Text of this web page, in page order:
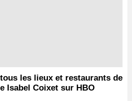
les lieux et restaurants de
Isabel Coixet sur HBO